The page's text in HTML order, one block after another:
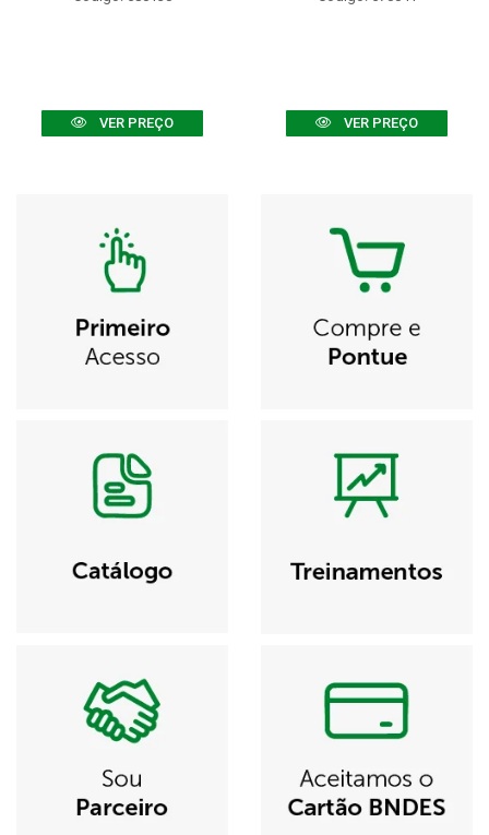
VER PREÇO VER PREÇO